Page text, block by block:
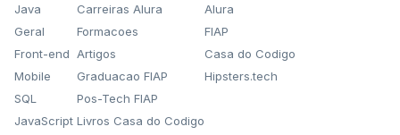
Java
Geral
Front-end
Mobile
SQL
JavaScript
Carreiras Alura
Formacoes
Artigos
Graduacao FIAP
Pos-Tech FIAP
Livros Casa do Codigo
Alura
FIAP
Casa do Codigo
Hipsters.tech